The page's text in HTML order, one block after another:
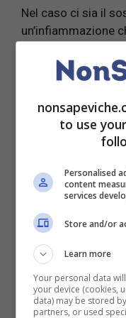
Nel caso ci sia il
un’infiammazione
avremo questi
controllo:
minzione
sintomi
nausea e
presenza
Nel caso in cui si
benignai
to use
Personalised
content
services
Store and/or
Learn more
Your personal data
your device (cookies,
data) may be stored
partners, or used